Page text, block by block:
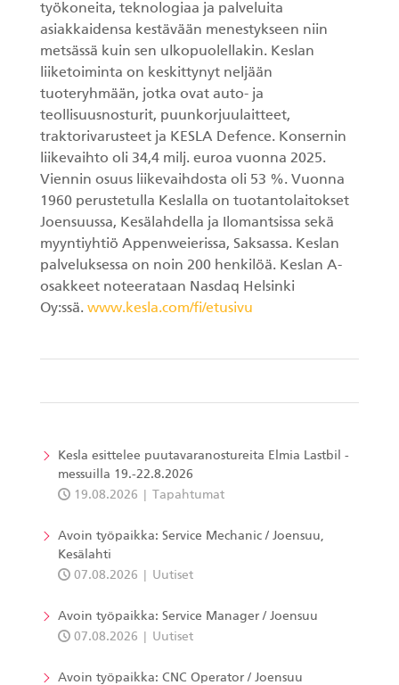
työkoneita, teknologiaa ja palveluita
asiakkaidensa kestävään menestykseen niin
metsässä kuin sen ulkopuolellakin. Keslan
liiketoiminta on keskittynyt neljään
tuoteryhmään, jotka ovat auto- ja
teollisuusnosturit, puunkorjuulaitteet,
traktorivarusteet ja KESLA Defence. Konsernin
liikevaihto oli 34,4 milj. euroa vuonna 2025.
Viennin osuus liikevaihdosta oli 53 %. Vuonna
1960 perustetulla Keslalla on tuotantolaitokset
Joensuussa, Kesälahdella ja Ilomantsissa sekä
myyntiyhtiö Appenweierissa, Saksassa. Keslan
palveluksessa on noin 200 henkilöä. Keslan A-
osakkeet noteerataan Nasdaq Helsinki
Oy:ssä. www.kesla.com/fi/etusivu
Kesla esittelee puutavaranostureita Elmia Lastbil -
messuilla 19.-22.8.2026
19.08.2026
Tapahtumat
Avoin työpaikka: Service Mechanic / Joensuu,
Kesälahti
07.08.2026
Uutiset
Avoin työpaikka: Service Manager / Joensuu
07.08.2026
Uutiset
Avoin työpaikka: CNC Operator / Joensuu